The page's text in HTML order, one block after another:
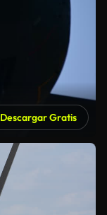
Descargar Gratis